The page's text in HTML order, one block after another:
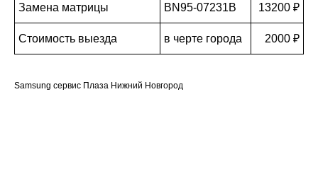
Замена матрицы BN95-07231B 13200 ₽
Стоимость выезда в черте города 2000 ₽
Samsung сервис Плаза Нижний Новгород